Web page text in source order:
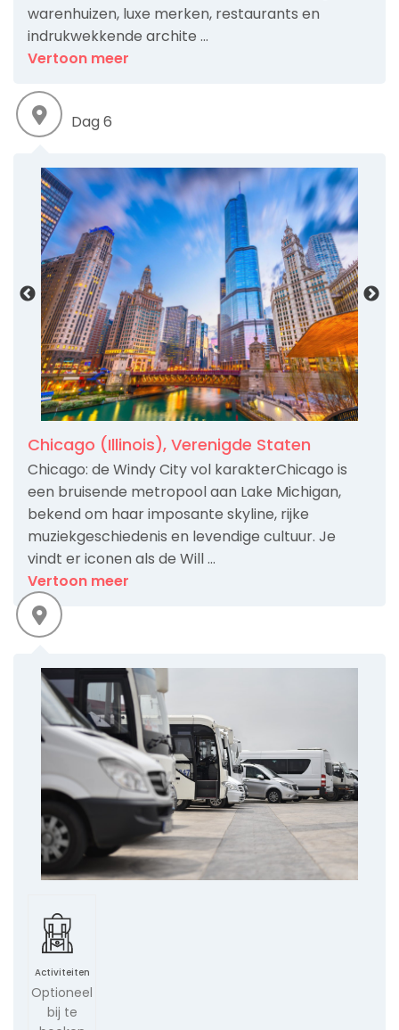
warenhuizen, luxe merken, restaurants en
indrukwekkende archite ...
Vertoon meer
Dag 6
Chicago (Illinois), Verenigde Staten
Chicago: de Windy City vol karakterChicago is
een bruisende metropool aan Lake Michigan,
bekend om haar imposante skyline, rijke
muziekgeschiedenis en levendige cultuur. Je
vindt er iconen als de Will ...
Vertoon meer
Activiteiten
Optioneel
bij te